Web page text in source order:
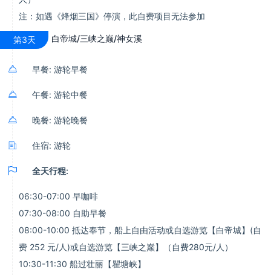
注：如遇《烽烟三国》停演，此自费项目无法参加
第3天 白帝城/三峡之巅/神女溪
 早餐: 游轮早餐
 午餐: 游轮中餐
 晚餐: 游轮晚餐
 住宿: 游轮
 全天行程:
06:30-07:00 早咖啡
07:30-08:00 自助早餐
08:00-10:00 抵达奉节，船上自由活动或自选游览【白帝城】(自
费 252 元/人)或自选游览【三峡之巅】（自费280元/人）
10:30-11:30 船过壮丽【瞿塘峡】